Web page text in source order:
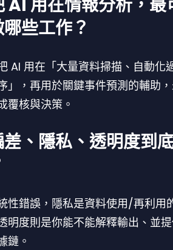
AI 用在情報分析，最
些工作？
AI 用在「大量資料掃描、自動化
」，再用於關鍵事件預測的輔助
覆核與決策。
、隱私、透明度到
性錯誤，隱私是資料使用/再利用
明度則是你能不能解釋輸出、並
鏈。